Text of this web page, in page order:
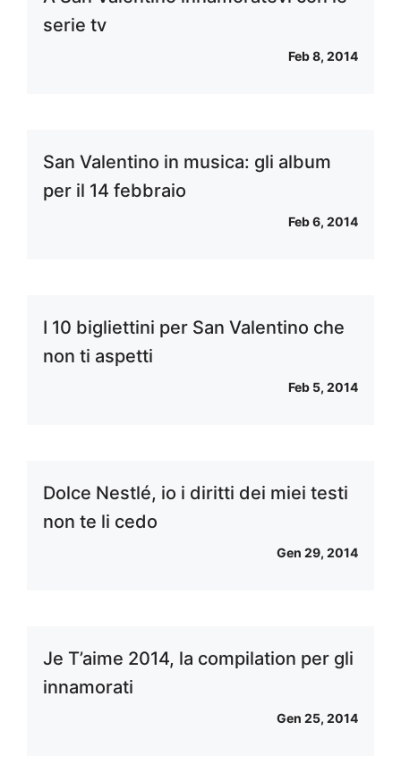
serie tv
Feb 8, 2014
San Valentino in musica: gli album
per il 14 febbraio
Feb 6, 2014
I 10 bigliettini per San Valentino che
non ti aspetti
Feb 5, 2014
Dolce Nestlé, io i diritti dei miei testi
non te li cedo
Gen 29, 2014
Je T’aime 2014, la compilation per gli
innamorati
Gen 25, 2014